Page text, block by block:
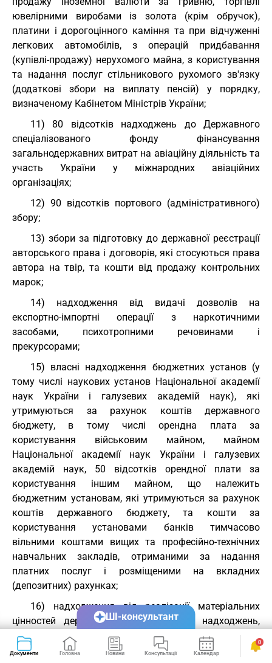
ювелірними виробами із золота (крім обручок),
платини і дорогоцінного каміння та при відчуженні
легкових автомобілів, з операцій придбавання
(купівлі-продажу) нерухомого майна, з користування
та надання послуг стільникового рухомого зв'язку
(додаткові збори на виплату пенсій) у порядку,
визначеному Кабінетом Міністрів України;
11) 80 відсотків надходжень до Державного
спеціалізованого фонду фінансування
загальнодержавних витрат на авіаційну діяльність та
участь України у міжнародних авіаційних
організаціях;
12) 90 відсотків портового (адміністративного)
збору;
13) збори за підготовку до державної реєстрації
авторського права і договорів, які стосуються права
автора на твір, та кошти від продажу контрольних
марок;
14) надходження від видачі дозволів на
експортно-імпортні операції з наркотичними
засобами, психотропними речовинами і
прекурсорами;
15) власні надходження бюджетних установ (у
тому числі наукових установ Національної академії
наук України і галузевих академій наук), які
утримуються за рахунок коштів державного
бюджету, в тому числі орендна плата за
користування військовим майном, майном
Національної академії наук України і галузевих
академій наук, 50 відсотків орендної плати за
користування іншим майном, що належить
бюджетним установам, які утримуються за рахунок
коштів державного бюджету, та кошти за
користування установами банків тимчасово
вільними коштами вищих та професійно-технічних
навчальних закладів, отриманими за надання
платних послуг і розміщеними на вкладних
(депозитних) рахунках;
16) надходження від реалізації матеріальних
цінностей державного резерву (крім надходжень,
визначених пунктом 51 цієї статті);
17) надходження від реалізації розброньованих
Документи Головна Новини Консультації Календар Сервіси
0
ШІ-консультант